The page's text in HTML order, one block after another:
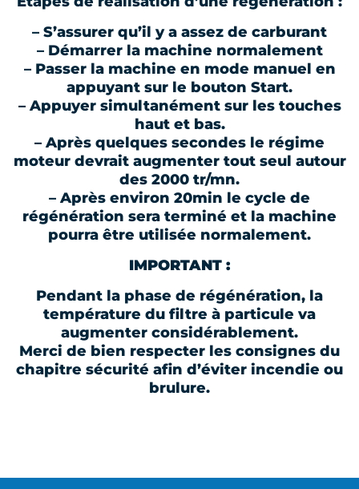
– S’assurer qu’il y a assez de carburant
– Démarrer la machine normalement
– Passer la machine en mode manuel en
appuyant sur le bouton Start.
– Appuyer simultanément sur les touches
haut et bas.
– Après quelques secondes le régime
moteur devrait augmenter tout seul autour
des 2000 tr/mn.
– Après environ 20min le cycle de
régénération sera terminé et la machine
pourra être utilisée normalement.
IMPORTANT :
Pendant la phase de régénération, la
température du filtre à particule va
augmenter considérablement.
Merci de bien respecter les consignes du
chapitre sécurité afin d’éviter incendie ou
brulure.